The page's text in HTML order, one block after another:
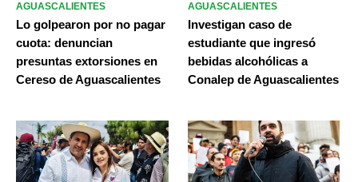
AGUASCALIENTES
Lo golpearon por no pagar
cuota: denuncian
presuntas extorsiones en
Cereso de Aguascalientes
AGUASCALIENTES
Investigan caso de
estudiante que ingresó
bebidas alcohólicas a
Conalep de Aguascalientes